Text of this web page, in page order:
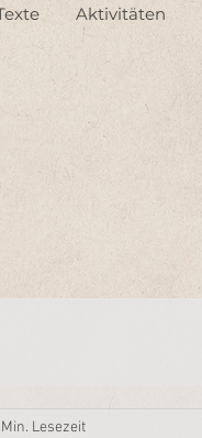
Aktivitäten
Lesezeit